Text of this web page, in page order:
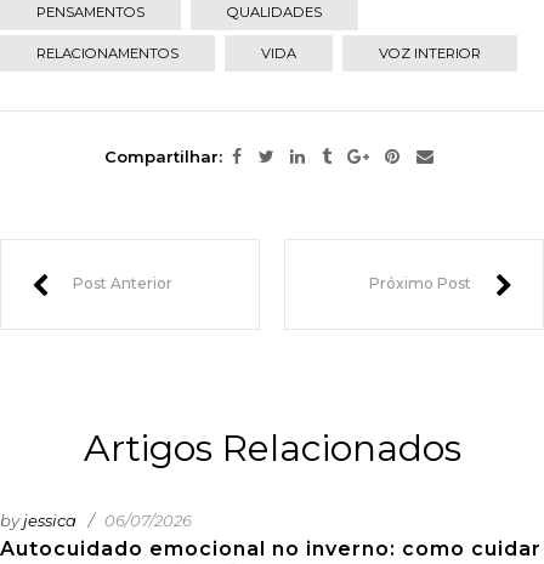
PENSAMENTOS QUALIDADES
RELACIONAMENTOS VIDA VOZ INTERIOR
Compartilhar:
Post Anterior Próximo Post
Artigos Relacionados
Autocuidado emocional no inverno: como cuidar
byjessica 06/07/2026